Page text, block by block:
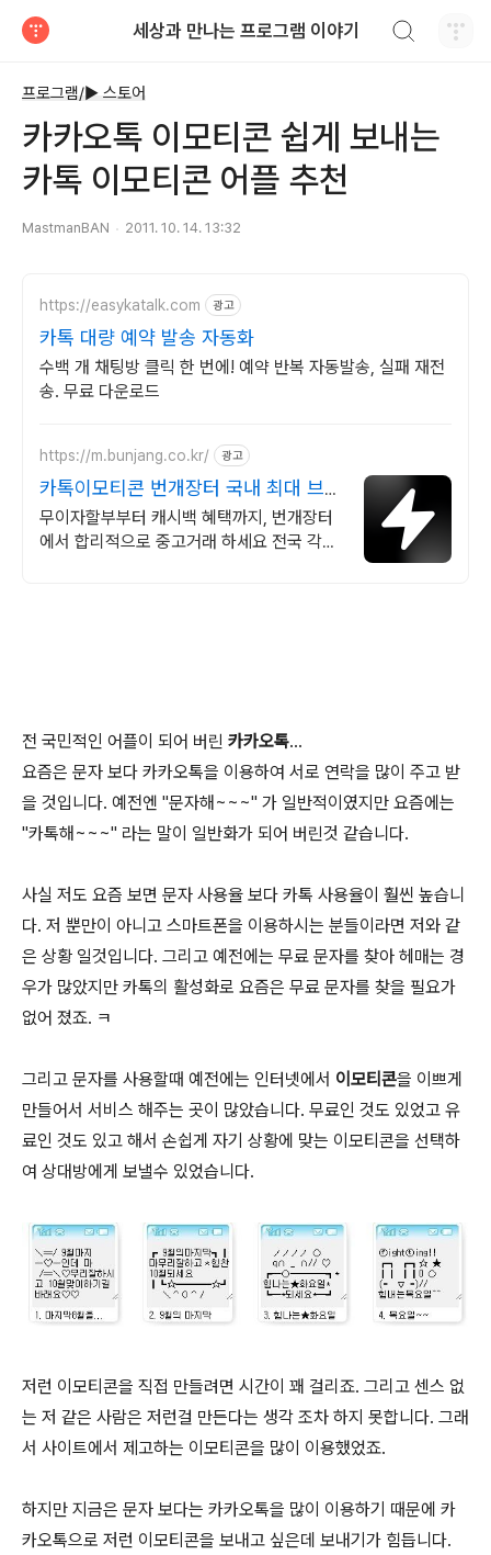
세상과 만나는 프로그램 이야기
프로그램/► 스토어
카카오톡 이모티콘 쉽게 보내는
카톡 이모티콘 어플 추천
MastmanBAN 2011. 10. 14. 13:32
https://easykatalk.com 광고
카톡 대량 예약 발송 자동화
수백 개 채팅방 클릭 한 번에! 예약 반복 자동발송, 실패 재전
송. 무료 다운로드
https://m.bunjang.co.kr/ 광고
카톡이모티콘 번개장터 국내 최대 브랜
드 중고거래
무이자할부부터 캐시백 혜택까지, 번개장터
에서 합리적으로 중고거래 하세요 전국 각지
전 국민적인 어플이 되어 버린 카카오톡...
요즘은 문자 보다 카카오톡을 이용하여 서로 연락을 많이 주고 받
을 것입니다. 예전엔 "문자해~~~" 가 일반적이였지만 요즘에는
"카톡해~~~" 라는 말이 일반화가 되어 버린것 같습니다.
사실 저도 요즘 보면 문자 사용율 보다 카톡 사용율이 훨씬 높습니
다. 저 뿐만이 아니고 스마트폰을 이용하시는 분들이라면 저와 같
은 상황 일것입니다. 그리고 예전에는 무료 문자를 찾아 헤매는 경
우가 많았지만 카톡의 활성화로 요즘은 무료 문자를 찾을 필요가
없어 졌죠. ㅋ
그리고 문자를 사용할때 예전에는 인터넷에서 이모티콘을 이쁘게
만들어서 서비스 해주는 곳이 많았습니다. 무료인 것도 있었고 유
료인 것도 있고 해서 손쉽게 자기 상황에 맞는 이모티콘을 선택하
여 상대방에게 보낼수 있었습니다.
저런 이모티콘을 직접 만들려면 시간이 꽤 걸리죠. 그리고 센스 없
는 저 같은 사람은 저런걸 만든다는 생각 조차 하지 못합니다. 그래
서 사이트에서 제고하는 이모티콘을 많이 이용했었죠.
하지만 지금은 문자 보다는 카카오톡을 많이 이용하기 때문에 카
카오톡으로 저런 이모티콘을 보내고 싶은데 보내기가 힘듭니다.